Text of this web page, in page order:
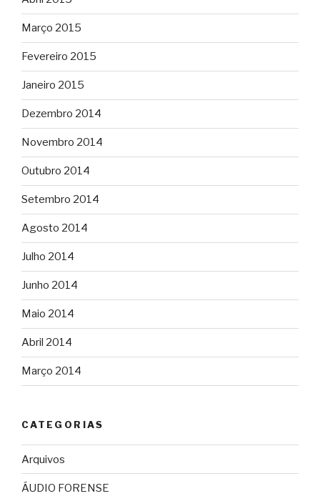
Março 2015
Fevereiro 2015
Janeiro 2015
Dezembro 2014
Novembro 2014
Outubro 2014
Setembro 2014
Agosto 2014
Julho 2014
Junho 2014
Maio 2014
Abril 2014
Março 2014
CATEGORIAS
Arquivos
ÁUDIO FORENSE